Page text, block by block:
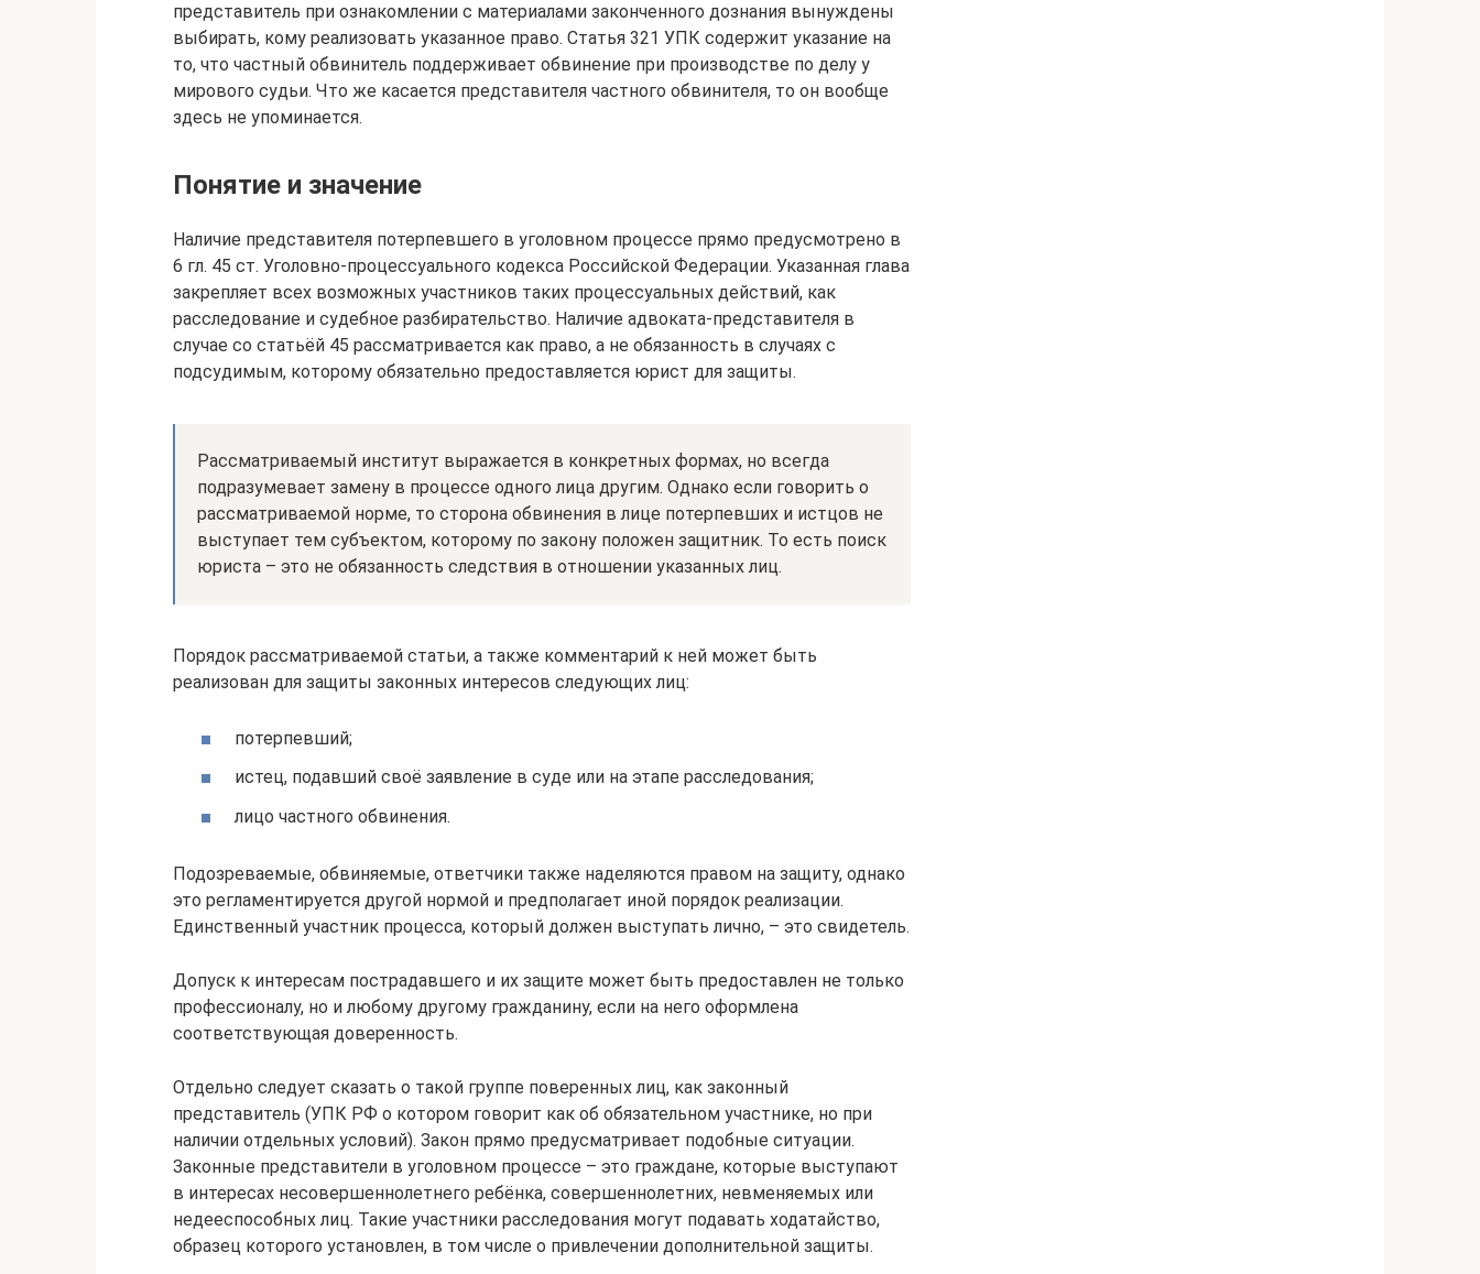
представитель при ознакомлении с материалами законченного дознания вынуждены
выбирать, кому реализовать указанное право. Статья 321 УПК содержит указание на
то, что частный обвинитель поддерживает обвинение при производстве по делу у
мирового судьи. Что же касается представителя частного обвинителя, то он вообще
здесь не упоминается.
Понятие и значение
Наличие представителя потерпевшего в уголовном процессе прямо предусмотрено в
6 гл. 45 ст. Уголовно-процессуального кодекса Российской Федерации. Указанная глава
закрепляет всех возможных участников таких процессуальных действий, как
расследование и судебное разбирательство. Наличие адвоката-представителя в
случае со статьёй 45 рассматривается как право, а не обязанность в случаях с
подсудимым, которому обязательно предоставляется юрист для защиты.
Рассматриваемый институт выражается в конкретных формах, но всегда
подразумевает замену в процессе одного лица другим. Однако если говорить о
рассматриваемой норме, то сторона обвинения в лице потерпевших и истцов не
выступает тем субъектом, которому по закону положен защитник. То есть поиск
юриста – это не обязанность следствия в отношении указанных лиц.
Порядок рассматриваемой статьи, а также комментарий к ней может быть
реализован для защиты законных интересов следующих лиц:
потерпевший;
истец, подавший своё заявление в суде или на этапе расследования;
лицо частного обвинения.
Подозреваемые, обвиняемые, ответчики также наделяются правом на защиту, однако
это регламентируется другой нормой и предполагает иной порядок реализации.
Единственный участник процесса, который должен выступать лично, – это свидетель.
Допуск к интересам пострадавшего и их защите может быть предоставлен не только
профессионалу, но и любому другому гражданину, если на него оформлена
соответствующая доверенность.
Отдельно следует сказать о такой группе поверенных лиц, как законный
представитель (УПК РФ о котором говорит как об обязательном участнике, но при
наличии отдельных условий). Закон прямо предусматривает подобные ситуации.
Законные представители в уголовном процессе – это граждане, которые выступают
в интересах несовершеннолетнего ребёнка, совершеннолетних, невменяемых или
недееспособных лиц. Такие участники расследования могут подавать ходатайство,
образец которого установлен, в том числе о привлечении дополнительной защиты.